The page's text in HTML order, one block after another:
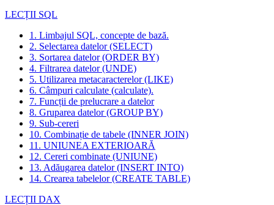
LECȚII SQL
1. Limbajul SQL, concepte de bază.
2. Selectarea datelor (SELECT)
3. Sortarea datelor (ORDER BY)
4. Filtrarea datelor (UNDE)
5. Utilizarea metacaracterelor (LIKE)
6. Câmpuri calculate (calculate).
7. Funcții de prelucrare a datelor
8. Gruparea datelor (GROUP BY)
9. Sub-cereri
10. Combinație de tabele (INNER JOIN)
11. UNIUNEA EXTERIOARĂ
12. Cereri combinate (UNIUNE)
13. Adăugarea datelor (INSERT INTO)
14. Crearea tabelelor (CREATE TABLE)
LECȚII DAX